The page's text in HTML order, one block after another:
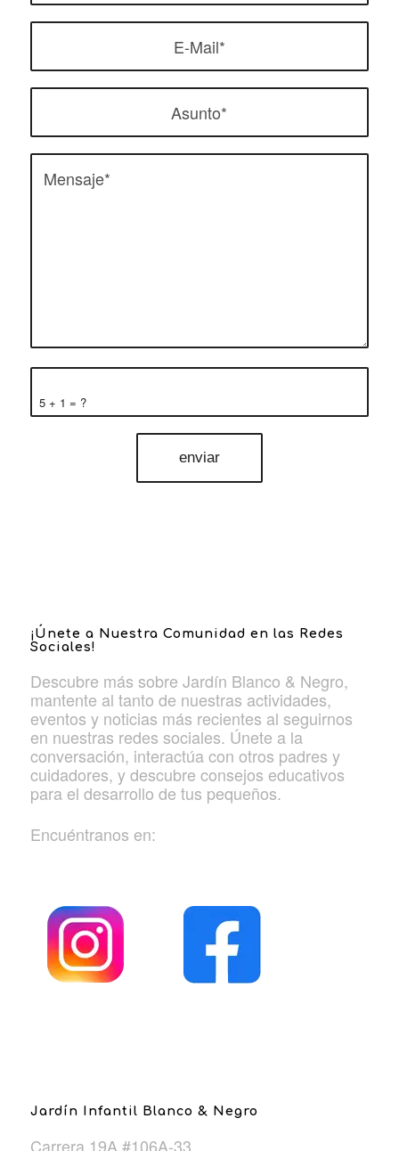
5 + 1 = ?
¡Únete a Nuestra Comunidad en las Redes
Sociales!
Descubre más sobre Jardín Blanco & Negro,
mantente al tanto de nuestras actividades,
eventos y noticias más recientes al seguirnos
en nuestras redes sociales. Únete a la
conversación, interactúa con otros padres y
cuidadores, y descubre consejos educativos
para el desarrollo de tus pequeños.
Encuéntranos en:
Jardín Infantil Blanco & Negro
Carrera 19A #106A-33